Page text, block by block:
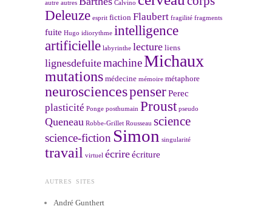
autre autres Calvino
Deleuze esprit fiction Flaubert fragilité fragments
fuite Hugo idiorythme intelligence
artificielle labyrinthe lecture liens
lignesdefuitemachineMichaux
mutations médecine mémoire métaphore
neurosciencespenserPerec
plasticité Ponge posthumain Proust pseudo
Queneau Robbe-Grillet Rousseau science
science-fiction Simon singularité
travail virtuel écrireécriture
AUTRES SITES
André Gunthert